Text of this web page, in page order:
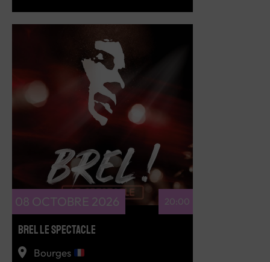
RÉSERVEZ
08 OCTOBRE 2026 20:00
BREL LE SPECTACLE
Bourges